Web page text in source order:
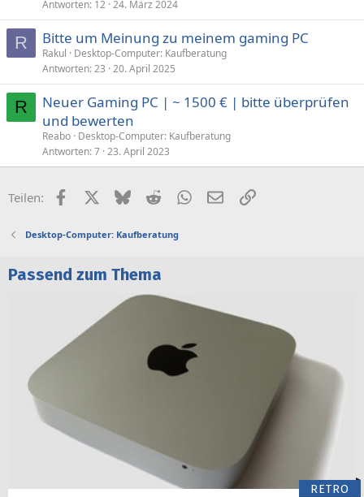
Antworten 12 24. März 2024
R Bitte um Meinung zu meinem gaming PC
Rakul
Desktop-Computer: Kaufberatung
Antworten 23 20. April 2025
R
Neuer Gaming PC | ~ 1500 € | bitte überprüfen
und bewerten
Reabo Desktop-Computer: Kaufberatung
Antworten 7 23. April 2023
Teilen: FacebookX (Twitter)
BlueskyRedditWhatsApp
E-MailLink
Desktop-Computer: Kaufberatung
Passend zum Thema
RETRO